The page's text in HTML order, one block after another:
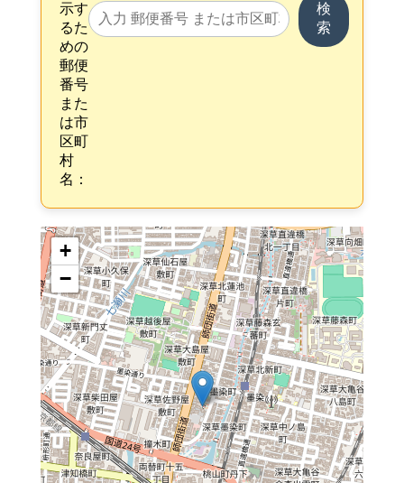
示す
るた
めの
郵便
番号
また
は市
区町
村
名：
検
索
+
−